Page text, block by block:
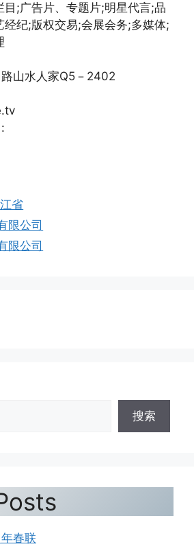
目;广告片、专题片;明星代言;品
经纪;版权交易;会展会务;多媒体;
山水人家Q5－2402
省
限公司
限公司
搜索
春联